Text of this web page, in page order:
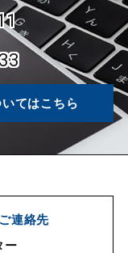
てはこちら
連絡先
ー